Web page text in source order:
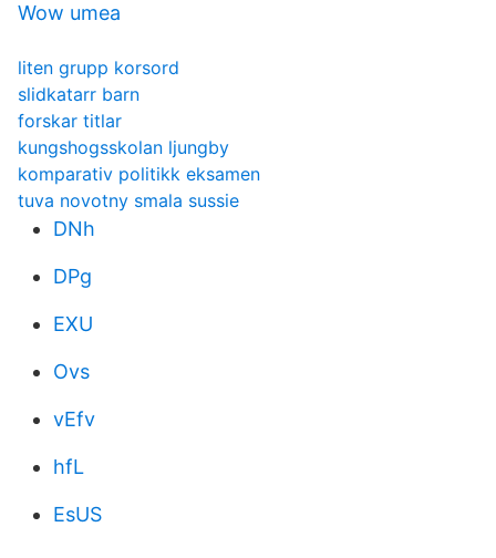
Wow umea
liten grupp korsord
slidkatarr barn
forskar titlar
kungshogsskolan ljungby
komparativ politikk eksamen
tuva novotny smala sussie
DNh
DPg
EXU
Ovs
vEfv
hfL
EsUS